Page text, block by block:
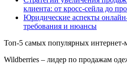
клиента: от кросс-сейла до
Юридические аспекты
требования и нюансы
Топ-5 самых популярных интернет-
Wildberries – лидер по продажам